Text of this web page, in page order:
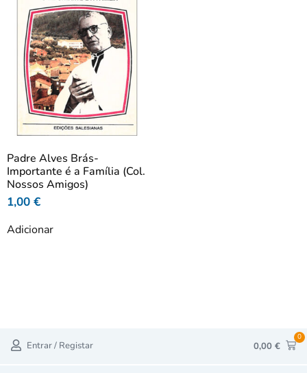
Padre Alves Brás-
Importante é a Família (Col.
Nossos Amigos)
1,00 €
Adicionar
Entrar / Registar 0,00 €
0